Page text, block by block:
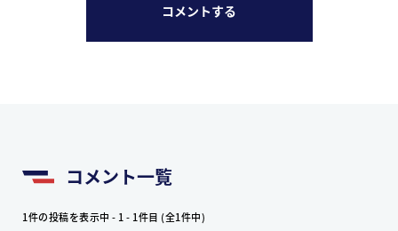
コメントする
コメント一覧
1件の投稿を表示中 - 1 - 1件目 (全1件中)